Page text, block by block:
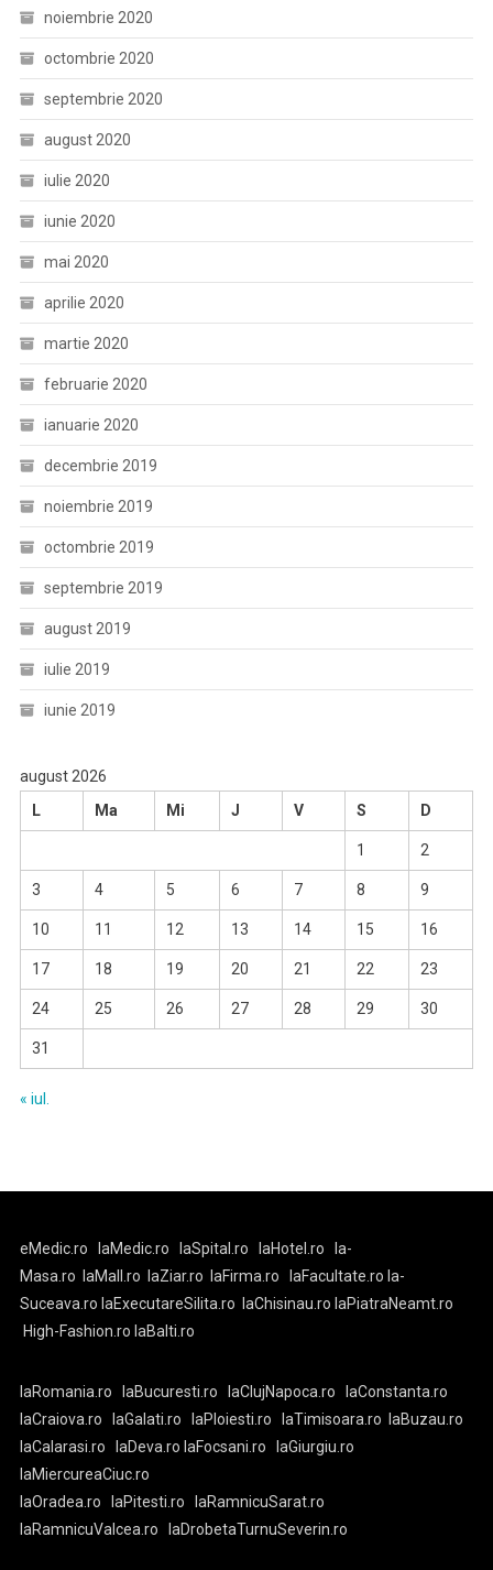
noiembrie 2020
octombrie 2020
septembrie 2020
august 2020
iulie 2020
iunie 2020
mai 2020
aprilie 2020
martie 2020
februarie 2020
ianuarie 2020
decembrie 2019
noiembrie 2019
octombrie 2019
septembrie 2019
august 2019
iulie 2019
iunie 2019
august 2026
L
Ma Mi J V S D
1 2
3 4 5 6 7 8 9
10 11 12 13 14 15 16
17 18 19 20 21 22 23
24 25 26 27 28 29 30
31
« iul.
eMedic.ro laMedic.ro laSpital.ro laHotel.ro
la-
Masa.ro
laMall.ro laZiar.ro laFirma.ro laFacultate.ro la-
Suceava.ro laExecutareSilita.ro laChisinau.ro laPiatraNeamt.ro
High-Fashion.ro laBalti.ro
laRomania.ro laBucuresti.ro laClujNapoca.ro
laConstanta.ro
laCraiova.ro
laGalati.ro laPloiesti.ro laTimisoara.ro
laBuzau.ro
laCalarasi.ro
laDeva.ro laFocsani.ro
laGiurgiu.ro
laMiercureaCiuc.ro
laOradea.ro
laPitesti.ro
laRamnicuSarat.ro
laRamnicuValcea.ro
laDrobetaTurnuSeverin.ro